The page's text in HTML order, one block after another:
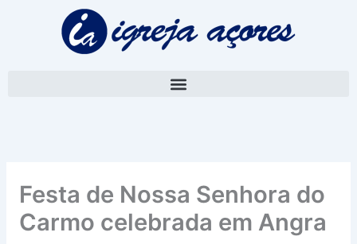
Festa de Nossa Senhora do
Carmo celebrada em Angra